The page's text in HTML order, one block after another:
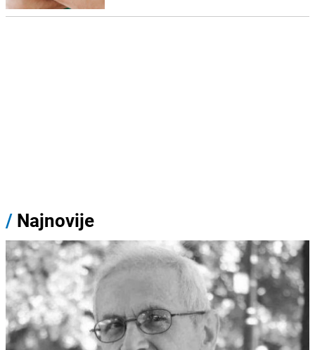
/ Najnovije